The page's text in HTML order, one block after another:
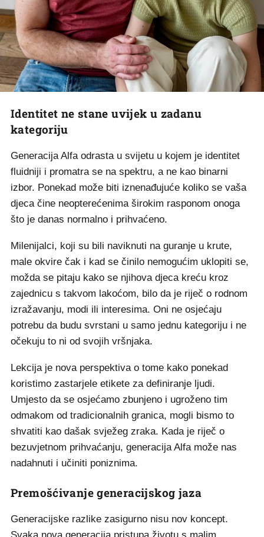
Identitet ne stane uvijek u zadanu
kategoriju
Generacija Alfa odrasta u svijetu u kojem je identitet
fluidniji i promatra se na spektru, a ne kao binarni
izbor. Ponekad može biti iznenađujuće koliko se vaša
djeca čine neopterećenima širokim rasponom onoga
što je danas normalno i prihvaćeno.
Milenijalci, koji su bili naviknuti na guranje u krute,
male okvire čak i kad se činilo nemogućim uklopiti se,
možda se pitaju kako se njihova djeca kreću kroz
zajednicu s takvom lakoćom, bilo da je riječ o rodnom
izražavanju, modi ili interesima. Oni ne osjećaju
potrebu da budu svrstani u samo jednu kategoriju i ne
očekuju to ni od svojih vršnjaka.
Lekcija je nova perspektiva o tome kako ponekad
koristimo zastarjele etikete za definiranje ljudi.
Umjesto da se osjećamo zbunjeno i ugroženo tim
odmakom od tradicionalnih granica, mogli bismo to
shvatiti kao dašak svježeg zraka. Kada je riječ o
bezuvjetnom prihvaćanju, generacija Alfa može nas
nadahnuti i učiniti poniznima.
Premošćivanje generacijskog jaza
Generacijske razlike zasigurno nisu nov koncept.